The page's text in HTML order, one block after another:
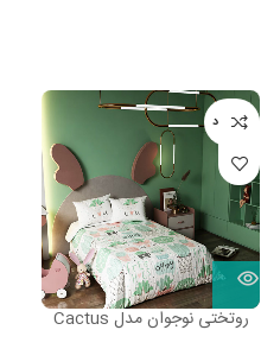
ناموجود
روتختی نوجوان مدل Cactus